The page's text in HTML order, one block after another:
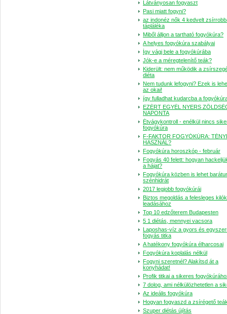
Látványosan fogyaszt
Pasi miatt fogyni?
az indonéz nők 4 kedvelt
tápláléka
Miből álljon a tartható fogyókúra?
A helyes fogyókúra szabályai
Így vágj bele a fogyókúrába
Jók-e a méregtelenítő teák?
Kiderült: nem működik a
diéta
Nem tudunk lefogyni? Ezek is
az okai!
így fulladhat kudarcba a
EZÉRT EGYÉL NYERS
NAPONTA
Étvágykontroll - enélkül nincs
fogyókúra
F-FAKTOR FOGYÓKÚRA:
HASZNÁL?
Fogyókúra horoszkóp - február
Fogyás 40 felett: hogyan
a hájat?
Fogyókúra közben is lehet
szénhidrát
2017 legjobb fogyókúrái
Biztos megoldás a felesleges kilók
leadásához
Top 10 edzőterem Budapesten
5 1 diétás, mennyei vacsora
Laposhas-víz a gyors és
fogyás titka
A hatékony fogyókúra élharcosai
Fogyókúra koplalás nélkül
Fogyni szeretnél? Alakítsd át a
konyhádat!
Profik titkai a sikeres
7 dolog, ami nélkülözhetetlen a
Az ideális fogyókúra
Hogyan fogyaszd a zsírégető
Szu­per di­é­tás újí­tás